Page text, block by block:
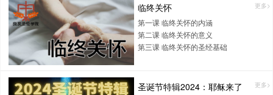
临终关怀 更多>
第一课 临终关怀的内涵
第二课 临终关怀的意义
第三课 临终关怀的圣经基础
圣诞节特辑2024：耶稣来了 更多>